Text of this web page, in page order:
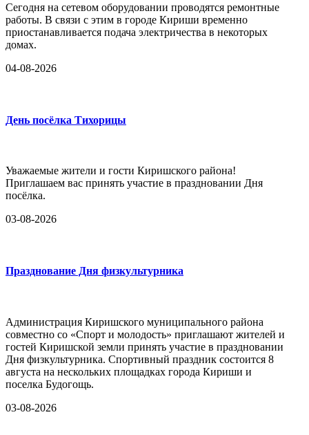
Сегодня на сетевом оборудовании проводятся ремонтные
работы. В связи с этим в городе Кириши временно
приостанавливается подача электричества в некоторых
домах.
04-08-2026
День посёлка Тихорицы
Уважаемые жители и гости Киришского района!
Приглашаем вас принять участие в праздновании Дня
посёлка.
03-08-2026
Празднование Дня физкультурника
Администрация Киришского муниципального района
совместно со «Спорт и молодость» приглашают жителей и
гостей Киришской земли принять участие в праздновании
Дня физкультурника. Спортивный праздник состоится 8
августа на нескольких площадках города Кириши и
поселка Будогощь.
03-08-2026